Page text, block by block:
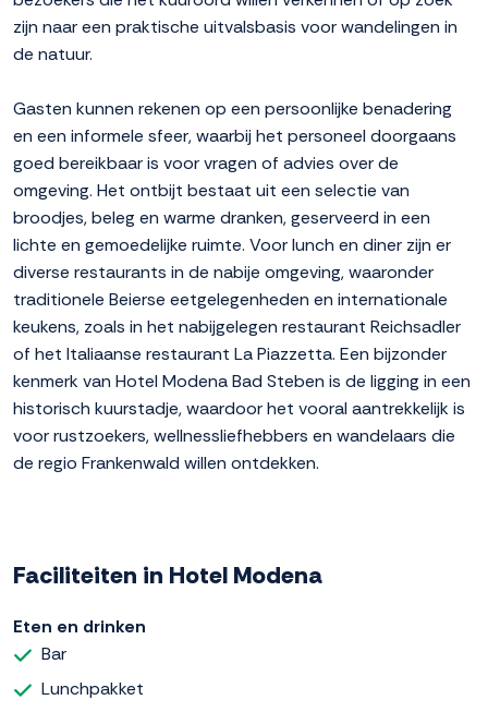
zijn naar een praktische uitvalsbasis voor wandelingen in
de natuur.
Gasten kunnen rekenen op een persoonlijke benadering
en een informele sfeer, waarbij het personeel doorgaans
goed bereikbaar is voor vragen of advies over de
omgeving. Het ontbijt bestaat uit een selectie van
broodjes, beleg en warme dranken, geserveerd in een
lichte en gemoedelijke ruimte. Voor lunch en diner zijn er
diverse restaurants in de nabije omgeving, waaronder
traditionele Beierse eetgelegenheden en internationale
keukens, zoals in het nabijgelegen restaurant Reichsadler
of het Italiaanse restaurant La Piazzetta. Een bijzonder
kenmerk van Hotel Modena Bad Steben is de ligging in een
historisch kuurstadje, waardoor het vooral aantrekkelijk is
voor rustzoekers, wellnessliefhebbers en wandelaars die
de regio Frankenwald willen ontdekken.
Faciliteiten in Hotel Modena
Eten en drinken
Bar
Lunchpakket